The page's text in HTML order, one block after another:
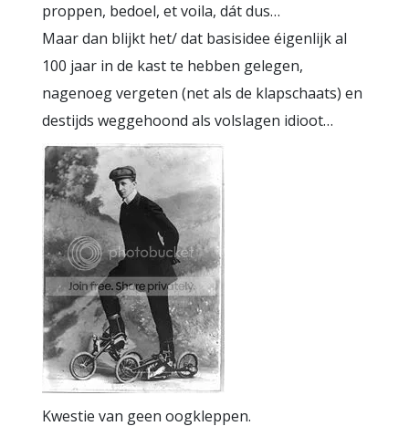
proppen, bedoel, et voila, dát dus…
Maar dan blijkt het/ dat basisidee éigenlijk al
100 jaar in de kast te hebben gelegen,
nagenoeg vergeten (net als de klapschaats) en
destijds weggehoond als volslagen idioot…
Kwestie van geen oogkleppen.